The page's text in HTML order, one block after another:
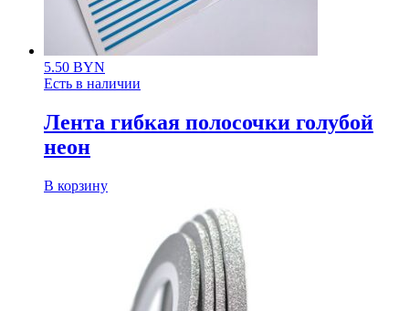
5.50 BYN
Есть в наличии
Лента гибкая полосочки голубой
неон
В корзину